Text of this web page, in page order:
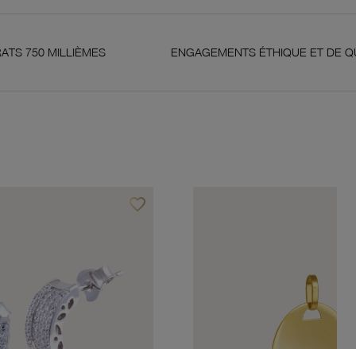
ENGAGEMENTS ÉTHIQUE ET DE QUALITÉ
favorite_borderAjouter à vos favoris